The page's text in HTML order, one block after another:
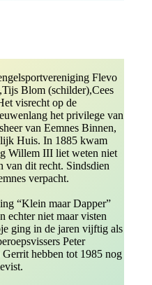
Flevo
Blom (schilder),Cees
visrecht op de
het privilege van
van Eemnes Binnen,
Huis. In 1885 kwam
Willem III liet weten niet
van dit recht. Sindsdien
verpacht.
“Klein maar Dapper”
echter niet maar visten
ging in de jaren vijftig als
Peter
hebben tot 1985 nog